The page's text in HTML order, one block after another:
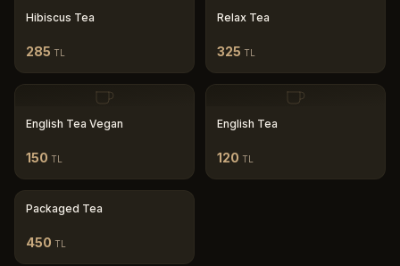
Hibiscus Tea
285 TL
Relax Tea
325 TL
English Tea Vegan
150 TL
English Tea
120 TL
Packaged Tea
450 TL